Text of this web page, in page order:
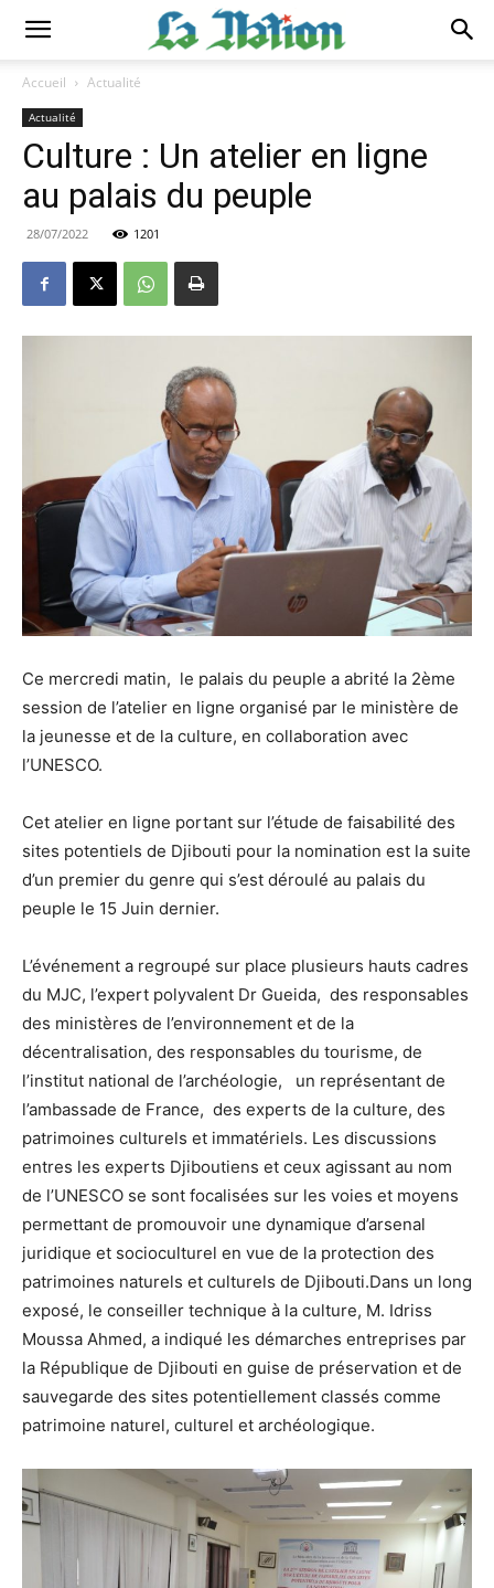
Accueil Actualité
Actualité
Culture : Un atelier en ligne
au palais du peuple
28/07/2022 1201
Ce mercredi matin, le palais du peuple a abrité la 2ème
session de l’atelier en ligne organisé par le ministère de
la jeunesse et de la culture, en collaboration avec
l’UNESCO.
Cet atelier en ligne portant sur l’étude de faisabilité des
sites potentiels de Djibouti pour la nomination est la suite
d’un premier du genre qui s’est déroulé au palais du
peuple le 15 Juin dernier.
L’événement a regroupé sur place plusieurs hauts cadres
du MJC, l’expert polyvalent Dr Gueida, des responsables
des ministères de l’environnement et de la
décentralisation, des responsables du tourisme, de
l’institut national de l’archéologie, un représentant de
l’ambassade de France, des experts de la culture, des
patrimoines culturels et immatériels. Les discussions
entres les experts Djiboutiens et ceux agissant au nom
de l’UNESCO se sont focalisées sur les voies et moyens
permettant de promouvoir une dynamique d’arsenal
juridique et socioculturel en vue de la protection des
patrimoines naturels et culturels de Djibouti.Dans un long
exposé, le conseiller technique à la culture, M. Idriss
Moussa Ahmed, a indiqué les démarches entreprises par
la République de Djibouti en guise de préservation et de
sauvegarde des sites potentiellement classés comme
patrimoine naturel, culturel et archéologique.